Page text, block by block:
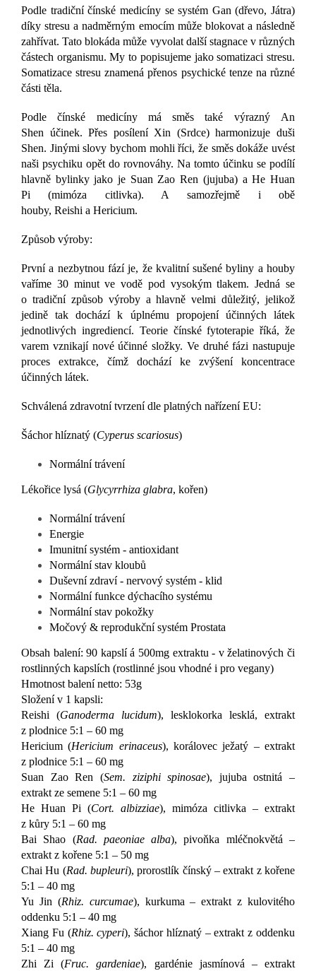
Podle tradiční čínské medicíny se systém Gan (dřevo, Játra)
díky stresu a nadměrným emocím může blokovat a následně
zahřívat. Tato blokáda může vyvolat další stagnace v různých
částech organismu. My to popisujeme jako somatizaci stresu.
Somatizace stresu znamená přenos psychické tenze na různé
části těla.
Podle čínské medicíny má směs také výrazný An
Shen účinek. Přes posílení Xin (Srdce) harmonizuje duši
Shen. Jinými slovy bychom mohli říci, že směs dokáže uvést
naši psychiku opět do rovnováhy. Na tomto účinku se podílí
hlavně bylinky jako je Suan Zao Ren (jujuba) a He Huan
Pi (mimóza citlivka). A samozřejmě i obě
houby, Reishi a Hericium.
Způsob výroby:
První a nezbytnou fází je, že kvalitní sušené byliny a houby
vaříme 30 minut ve vodě pod vysokým tlakem. Jedná se
o tradiční způsob výroby a hlavně velmi důležitý, jelikož
jedině tak dochází k úplnému propojení účinných látek
jednotlivých ingrediencí. Teorie čínské fytoterapie říká, že
varem vznikají nové účinné složky. Ve druhé fázi nastupuje
proces extrakce, čímž dochází ke zvýšení koncentrace
účinných látek.
Schválená zdravotní tvrzení dle platných nařízení EU:
Šáchor hlíznatý (Cyperus scariosus)
Normální trávení
Lékořice lysá (Glycyrrhiza glabra, kořen)
Normální trávení
Energie
Imunitní systém - antioxidant
Normální stav kloubů
Duševní zdraví - nervový systém - klid
Normální funkce dýchacího systému
Normální stav pokožky
Močový & reprodukční systém Prostata
Obsah balení: 90 kapslí á 500mg extraktu - v želatinových či
rostlinných kapslích (rostlinné jsou vhodné i pro vegany)
Hmotnost balení netto: 53g
Složení v 1 kapsli:
Reishi (Ganoderma lucidum), lesklokorka lesklá, extrakt
z plodnice 5:1 – 60 mg
Hericium (Hericium erinaceus), korálovec ježatý – extrakt
z plodnice 5:1 – 60 mg
Suan Zao Ren (Sem. ziziphi spinosae), jujuba ostnitá –
extrakt ze semene 5:1 – 60 mg
He Huan Pi (Cort. albizziae), mimóza citlivka – extrakt
z kůry 5:1 – 60 mg
Bai Shao (Rad. paeoniae alba), pivoňka mléčnokvětá –
extrakt z kořene 5:1 – 50 mg
Chai Hu (Rad. bupleuri), prorostlík čínský – extrakt z kořene
5:1 – 40 mg
Yu Jin (Rhiz. curcumae), kurkuma – extrakt z kulovitého
oddenku 5:1 – 40 mg
Xiang Fu (Rhiz. cyperi), šáchor hlíznatý – extrakt z oddenku
5:1 – 40 mg
Zhi Zi (Fruc. gardeniae), gardénie jasmínová – extrakt